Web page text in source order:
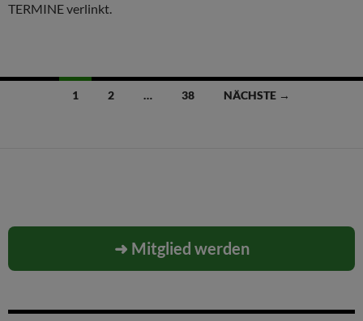
TERMINE verlinkt.
Beitragsnavigation
1 2 … 38 NÄCHSTE →
➜ Mitglied werden